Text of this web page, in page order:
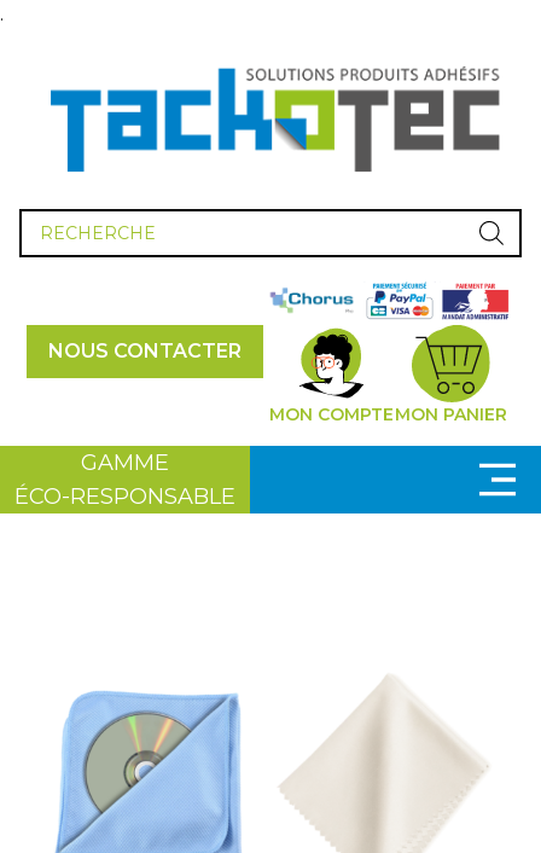
.
Recherche
de
produits
NOUS CONTACTER
MON COMPTEMON PANIER
GAMME
ÉCO-RESPONSABLE